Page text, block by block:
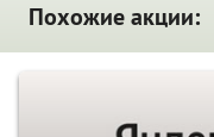
Похожие акции: